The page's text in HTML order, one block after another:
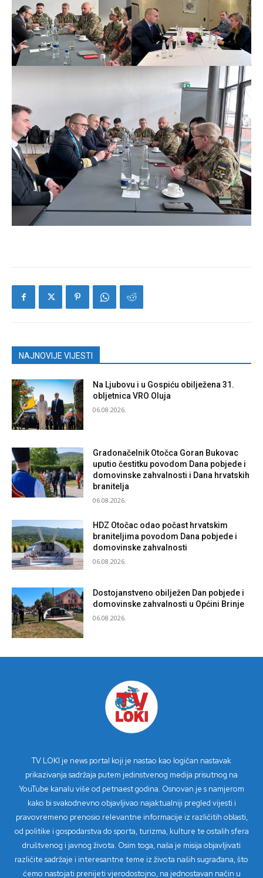
NAJNOVIJE VIJESTI
Na Ljubovu i u Gospiću obilježena 31.
obljetnica VRO Oluja
06.08.2026.
Gradonačelnik Otočca Goran Bukovac
uputio čestitku povodom Dana pobjede i
domovinske zahvalnosti i Dana hrvatskih
branitelja
06.08.2026.
HDZ Otočac odao počast hrvatskim
braniteljima povodom Dana pobjede i
domovinske zahvalnosti
06.08.2026.
Dostojanstveno obilježen Dan pobjede i
domovinske zahvalnosti u Općini Brinje
06.08.2026.
TV LOKI je news portal koji je nastao kao logičan nastavak
prikazivanja sadržaja putem jedinstvenog medija prisutnog na
YouTube kanalu više od petnaest godina. Osnovan je s namjerom
kako bi svakodnevno objavljivao najaktualniji pregled vijesti i
pravovremeno prenosio relevantne informacije iz različitih oblasti,
od politike i gospodarstva do sporta, turizma, kulture te ostalih sfera
društvenog i javnog života. Osim toga, naša je misija objavljivati
različite sadržaje i interesantne teme iz života naših sugrađana, što
ćemo nastojati prenijeti vjerodostojno, na jednostavan način u